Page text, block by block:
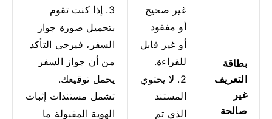
بطاقة
التعريف
غير
صالحة
غير صحيح
أو مفقود
أو غير قابل
للقراءة.
2. لا يحتوي
المستند
الذي تم
3. إذا كنت تقوم
بتحميل صورة جواز
السفر، فيرجى التأكد
من أن جواز السفر
يحمل توقيعك.
تشمل مستندات إثبات
الهوية المقبولة ما